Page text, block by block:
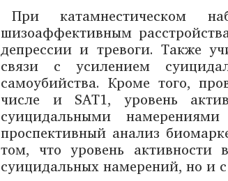
При катамнестическом
шизоаффективным
депрессии и тревоги. Также
связи с усилением
самоубийства. Кроме того,
числе и SAT1, уровень
суицидальными
проспективный анализ
том, что уровень
суицидальных намерений, но и